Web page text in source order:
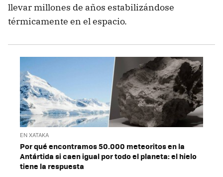
llevar millones de años estabilizándose
térmicamente en el espacio.
EN XATAKA
Por qué encontramos 50.000 meteoritos en la
Antártida si caen igual por todo el planeta: el hielo
tiene la respuesta